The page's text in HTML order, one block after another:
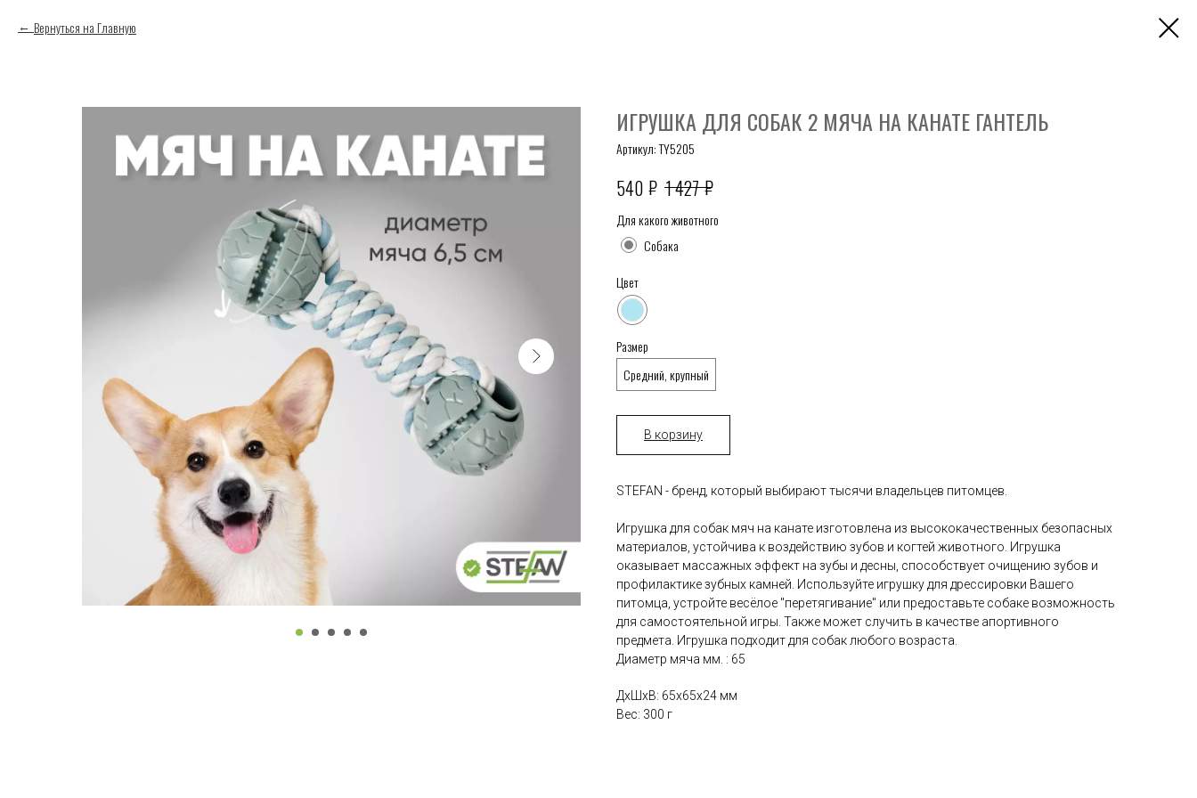
Вернуться на Главную
ИГРУШКА ДЛЯ СОБАК 2 МЯЧА НА КАНАТЕ ГАНТЕЛЬ
Артикул:TY5205
540 ₽ 1 427 ₽
Для какого животного
Собака
Цвет
Размер
Средний, крупный
В корзину
STEFAN - бренд, который выбирают тысячи владельцев питомцев.
Игрушка для собак мяч на канате изготовлена из высококачественных безопасных
материалов, устойчива к воздействию зубов и когтей животного. Игрушка
оказывает массажных эффект на зубы и десны, способствует очищению зубов и
профилактике зубных камней. Используйте игрушку для дрессировки Вашего
питомца, устройте весёлое "перетягивание" или предоставьте собаке возможность
для самостоятельной игры. Также может случить в качестве апортивного
предмета. Игрушка подходит для собак любого возраста.
Диаметр мяча мм. : 65
ДxШxВ: 65x65x24 мм
Вес: 300 г